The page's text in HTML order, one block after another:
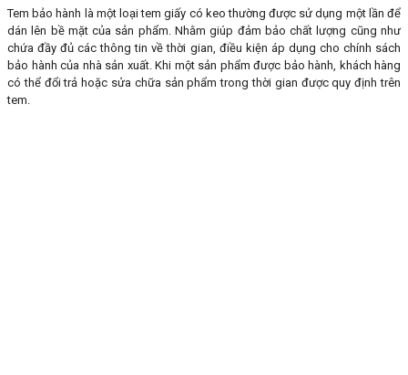
Tem bảo hành là một loại tem giấy có keo thường được sử dụng một lần để
dán lên bề mặt của sản phẩm. Nhằm giúp đảm bảo chất lượng cũng như
chứa đầy đủ các thông tin về thời gian, điều kiện áp dụng cho chính sách
bảo hành của nhà sản xuất. Khi một sản phẩm được bảo hành, khách hàng
có thể đổi trả hoặc sửa chữa sản phẩm trong thời gian được quy định trên
tem.